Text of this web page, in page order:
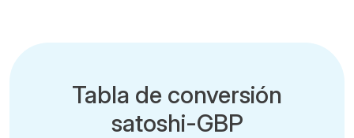
Tabla de conversión
satoshi-GBP